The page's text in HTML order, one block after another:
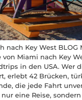
nach Key West BLOG
von Miami nach Key
in den USA. Wer
erlebt 42 Brücken,
die jede Fahrt
eine Reise,